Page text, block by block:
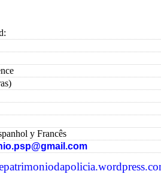
y Francês
psp@gmail.com